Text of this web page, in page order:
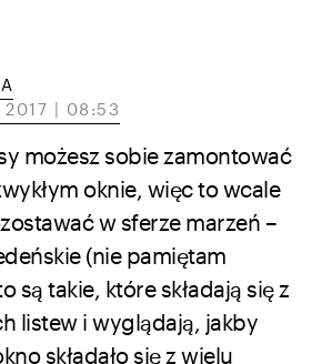
2017 | 08:53
możesz sobie zamontować
oknie, więc to wcale
w sferze marzeń –
(nie pamiętam
są takie, które składają się z
listew i wyglądają, jakby
składało się z wielu